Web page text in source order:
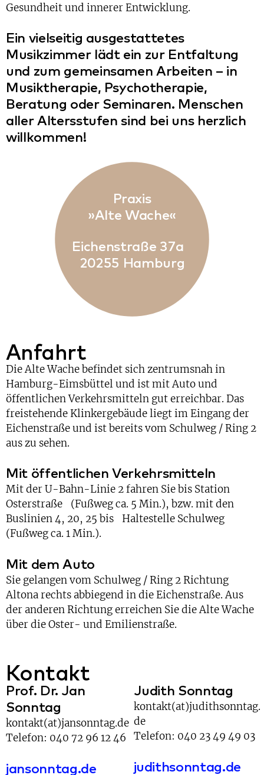
Gesundheit und innerer Entwicklung.
Ein vielseitig ausgestattetes
Musikzimmer lädt ein zur Entfaltung
und zum gemeinsamen Arbeiten – in
Musiktherapie, Psychotherapie,
Beratung oder Seminaren. Menschen
aller Altersstufen sind bei uns herzlich
willkommen!
Praxis
»Alte Wache«
Eichenstraße 37a
20255 Hamburg
Anfahrt
Die Alte Wache befindet sich zentrumsnah in
Hamburg-Eimsbüttel und ist mit Auto und
öffentlichen Verkehrsmitteln gut erreichbar. Das
freistehende Klinkergebäude liegt im Eingang der
Eichenstraße und ist bereits vom Schulweg / Ring 2
aus zu sehen.
Mit öffentlichen Verkehrsmitteln
Mit der U-Bahn-Linie 2 fahren Sie bis Station
Osterstraße (Fußweg ca. 5 Min.), bzw. mit den
Buslinien 4, 20, 25 bis Haltestelle Schulweg
(Fußweg ca. 1 Min.).
Mit dem Auto
Sie gelangen vom Schulweg / Ring 2 Richtung
Altona rechts abbiegend in die Eichenstraße. Aus
der anderen Richtung erreichen Sie die Alte Wache
über die Oster- und Emilienstraße.
Kontakt
Prof. Dr. Jan
Sonntag
kontakt(at)jansonntag.de
Telefon: 040 72 96 12 46
jansonntag.de
Judith Sonntag
kontakt(at)judithsonntag.
de
Telefon: 040 23 49 49 03
judithsonntag.de